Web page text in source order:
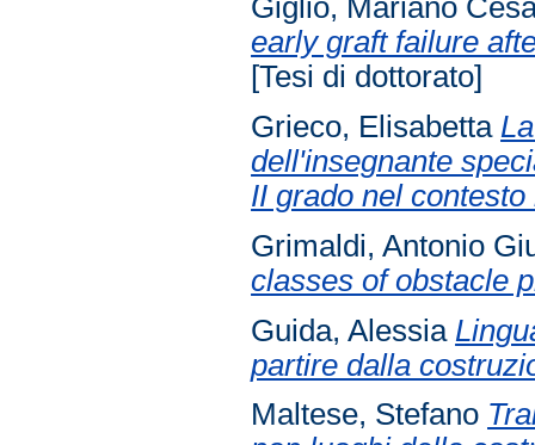
Giglio, Mariano
early graft failure
[Tesi di dottorato]
Grieco, Elisabetta
dell'insegnante
II grado nel
Grimaldi, Antonio
classes of obstacle
Guida, Alessia
partire dalla
Maltese, Stefano